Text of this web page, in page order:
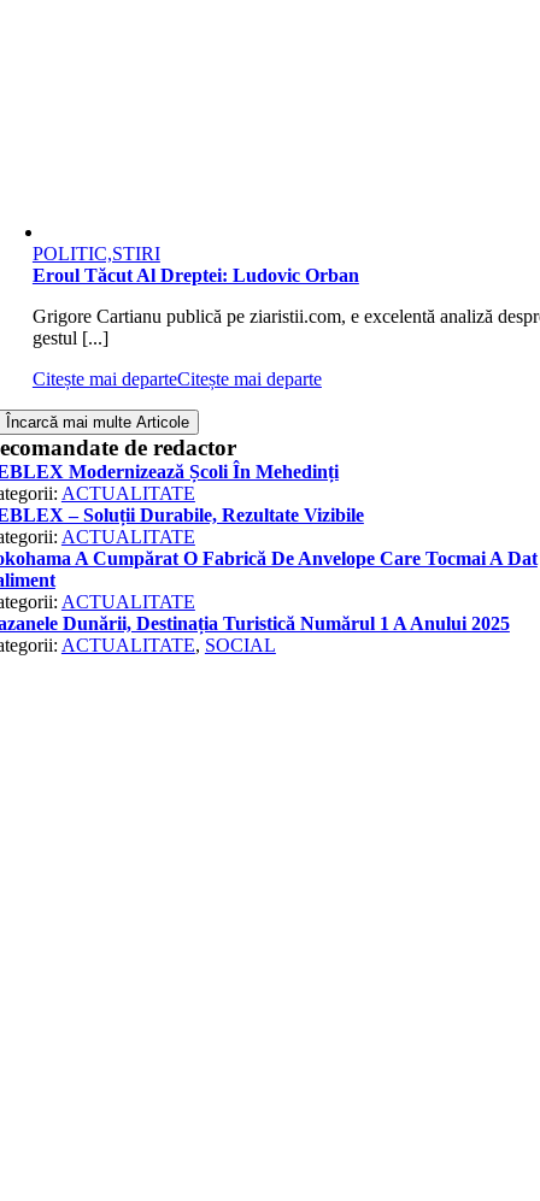
POLITIC,STIRI
Eroul Tăcut Al Dreptei: Ludovic Orban
Grigore Cartianu publică pe ziaristii.com, e excelentă analiză
gestul [...]
Citește mai departeCitește mai departe
Încarcă mai multe Articole
de redactor
Modernizează Școli În Mehedinți
ACTUALITATE
– Soluții Durabile, Rezultate Vizibile
ACTUALITATE
A Cumpărat O Fabrică De Anvelope Care Tocmai A Dat
ACTUALITATE
Dunării, Destinația Turistică Numărul 1 A Anului 2025
ACTUALITATE, SOCIAL